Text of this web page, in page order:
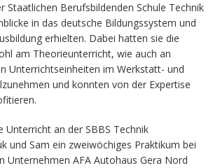
Staatlichen Berufsbildenden Schule Technik
in das deutsche Bildungssystem und
erhielten. Dabei hatten sie die
am Theorieunterricht, wie auch an
Unterrichtseinheiten im Werkstatt- und
und konnten von der Expertise
Unterricht an der SBBS Technik
und Sam ein zweiwöchiges Praktikum bei
Unternehmen AFA Autohaus Gera Nord